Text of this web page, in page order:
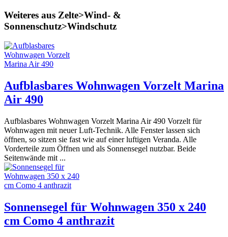
Weiteres aus Zelte>Wind- &
Sonnenschutz>Windschutz
Aufblasbares Wohnwagen Vorzelt Marina
Air 490
Aufblasbares Wohnwagen Vorzelt Marina Air 490 Vorzelt für
Wohnwagen mit neuer Luft-Technik. Alle Fenster lassen sich
öffnen, so sitzen sie fast wie auf einer luftigen Veranda. Alle
Vorderteile zum Öffnen und als Sonnensegel nutzbar. Beide
Seitenwände mit ...
Sonnensegel für Wohnwagen 350 x 240
cm Como 4 anthrazit